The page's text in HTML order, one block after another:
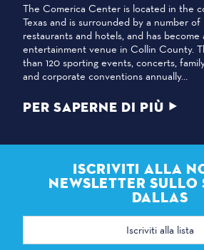
The Comerica Center is located in the
Texas and is surrounded by a number of
restaurants and hotels, and has become
entertainment venue in Collin County.
than 120 sporting events, concerts,
and corporate conventions annually…
PER SAPERNE DI PIÙ
ISCRIVITI ALLA
NEWSLETTER SULLO
DALLAS
Indirizzo
mail